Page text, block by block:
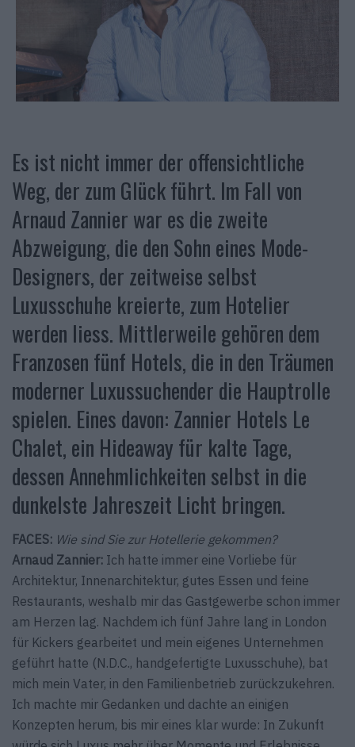
Es ist nicht immer der offensichtliche
Weg, der zum Glück führt. Im Fall von
Arnaud Zannier war es die zweite
Abzweigung, die den Sohn eines Mode-
Designers, der zeitweise selbst
Luxusschuhe kreierte, zum Hotelier
werden liess. Mittlerweile gehören dem
Franzosen fünf Hotels, die in den Träumen
moderner Luxussuchender die Hauptrolle
spielen. Eines davon: Zannier Hotels Le
Chalet, ein Hideaway für kalte Tage,
dessen Annehmlichkeiten selbst in die
dunkelste Jahreszeit Licht bringen.
FACES: Wie sind Sie zur Hotellerie gekommen?
Arnaud Zannier: Ich hatte immer eine Vorliebe für
Architektur, Innenarchitektur, gutes Essen und feine
Restaurants, weshalb mir das Gastgewerbe schon immer
am Herzen lag. Nachdem ich fünf Jahre lang in London
für Kickers gearbeitet und mein eigenes Unternehmen
geführt hatte (N.D.C., handgefertigte Luxusschuhe), bat
mich mein Vater, in den Familienbetrieb zurückzukehren.
Ich machte mir Gedanken und dachte an einigen
Konzepten herum, bis mir eines klar wurde: In Zukunft